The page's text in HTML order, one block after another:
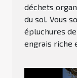
déchets
du sol. Vous
épluchures
engrais riche